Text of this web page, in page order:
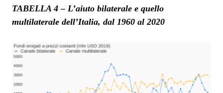
TABELLA 4 – L’aiuto bilaterale e quello
multilaterale dell’Italia, dal 1960 al 2020